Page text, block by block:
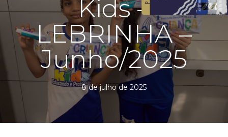
Kids –
LEBRINHA –
Junho/2025
8 de julho de 2025